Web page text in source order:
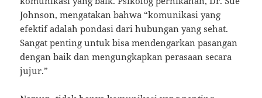
Johnson, mengatakan bahwa “komunikasi yang
efektif adalah pondasi dari hubungan yang sehat.
Sangat penting untuk bisa mendengarkan pasangan
dengan baik dan mengungkapkan perasaan secara
jujur.”